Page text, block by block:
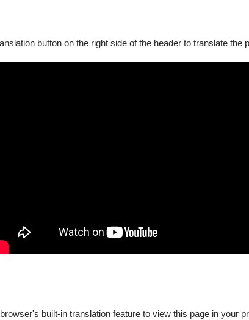
button on the right side of the header to translate the
built-in translation feature to view this page in your
——